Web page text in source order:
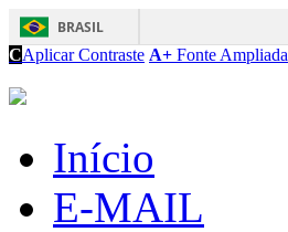
BRASIL
CAplicar Contraste A+ Fonte Ampliada
Início
E-MAIL